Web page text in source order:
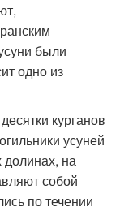
были
одно из
курганов
усуней
долинах, на
собой
по течении